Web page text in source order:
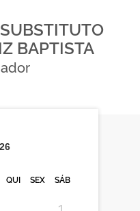
BAPTISTA
QUI SEX SÁB